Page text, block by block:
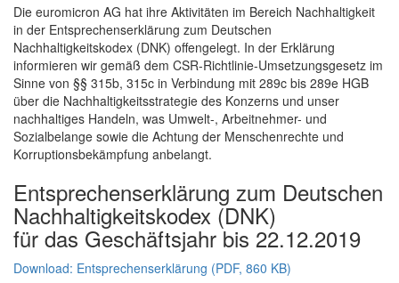
Die euromicron AG hat ihre Aktivitäten im Bereich Nachhaltigkeit
in der Entsprechenserklärung zum Deutschen
Nachhaltigkeitskodex (DNK) offengelegt. In der Erklärung
informieren wir gemäß dem CSR-Richtlinie-Umsetzungsgesetz im
Sinne von §§ 315b, 315c in Verbindung mit 289c bis 289e HGB
über die Nachhaltigkeitsstrategie des Konzerns und unser
nachhaltiges Handeln, was Umwelt-, Arbeitnehmer- und
Sozialbelange sowie die Achtung der Menschenrechte und
Korruptionsbekämpfung anbelangt.
Entsprechenserklärung zum Deutschen
Nachhaltigkeitskodex (DNK)
für das Geschäftsjahr bis 22.12.2019
Download: Entsprechenserklärung (PDF, 860 KB)